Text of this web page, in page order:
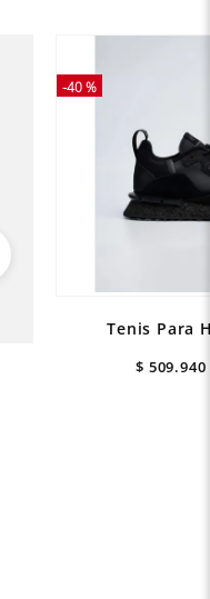
-40 %
Tenis Para
$ 509.940